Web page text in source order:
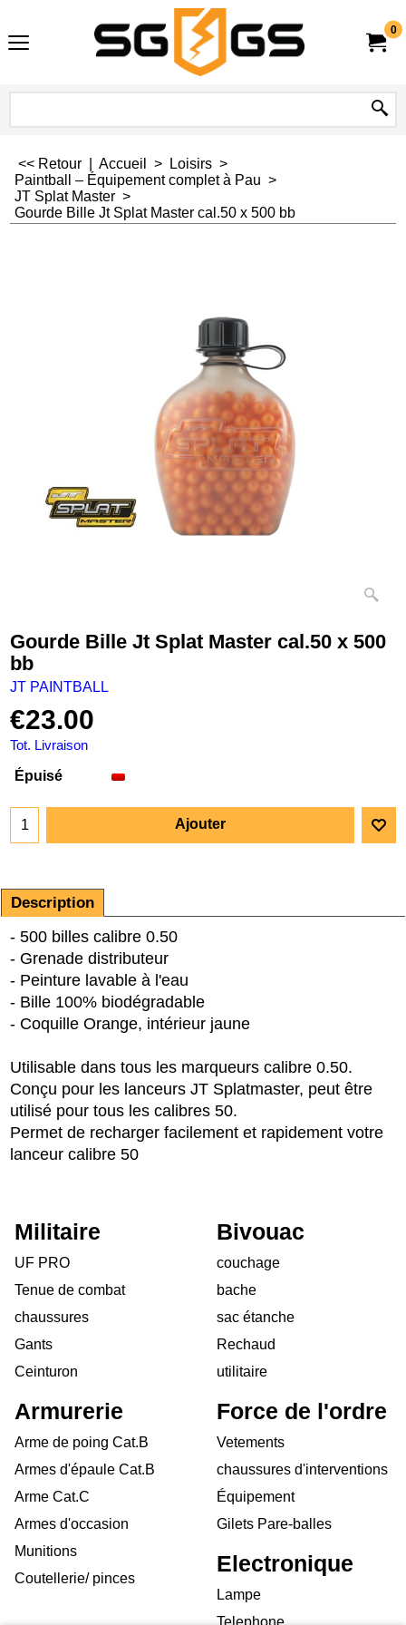
0
<< Retour Accueil > Loisirs >
Paintball – Équipement complet à Pau >
JT Splat Master >
Gourde Bille Jt Splat Master cal.50 x 500 bb
Gourde Bille Jt Splat Master cal.50 x 500
bb
JT PAINTBALL
€23.00
Tot. Livraison
Épuisé
Ajouter
Description
- 500 billes calibre 0.50
- Grenade distributeur
- Peinture lavable à l'eau
- Bille 100% biodégradable
- Coquille Orange, intérieur jaune
Utilisable dans tous les marqueurs calibre 0.50.
Conçu pour les lanceurs JT Splatmaster, peut être
utilisé pour tous les calibres 50.
Permet de recharger facilement et rapidement votre
lanceur calibre 50
Militaire
UF PRO
Tenue de combat
chaussures
Gants
Ceinturon
Bivouac
couchage
bache
sac étanche
Rechaud
utilitaire
Armurerie
Arme de poing Cat.B
Armes d'épaule Cat.B
Arme Cat.C
Armes d'occasion
Munitions
Coutellerie/ pinces
Force de l'ordre
Vetements
chaussures d'interventions
Équipement
Gilets Pare-balles
Electronique
Lampe
Telephone